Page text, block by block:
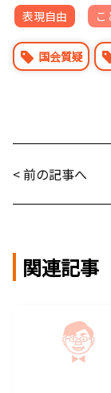
表現自由 こ
国会質疑
< 前の記事へ
関連記事